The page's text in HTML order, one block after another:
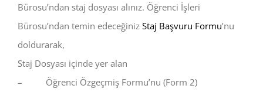
Bürosu’ndan staj dosyası alınız. Öğrenci İşleri
Bürosu’ndan temin edeceğiniz Staj Başvuru Formu’nu
doldurarak,
Staj Dosyası içinde yer alan
– Öğrenci Özgeçmiş Formu’nu (Form 2)